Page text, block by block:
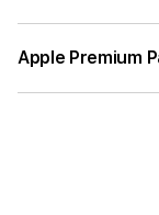
Apple Premium